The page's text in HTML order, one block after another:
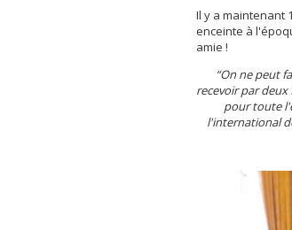
Il y a maintenant
enceinte à
amie !
“On ne peut
recevoir par deux
pour toute
l'international